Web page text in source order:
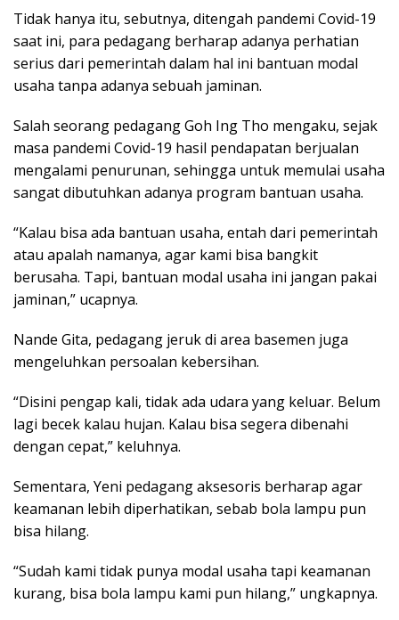
Tidak hanya itu, sebutnya, ditengah pandemi Covid-19
saat ini, para pedagang berharap adanya perhatian
serius dari pemerintah dalam hal ini bantuan modal
usaha tanpa adanya sebuah jaminan.
Salah seorang pedagang Goh Ing Tho mengaku, sejak
masa pandemi Covid-19 hasil pendapatan berjualan
mengalami penurunan, sehingga untuk memulai usaha
sangat dibutuhkan adanya program bantuan usaha.
“Kalau bisa ada bantuan usaha, entah dari pemerintah
atau apalah namanya, agar kami bisa bangkit
berusaha. Tapi, bantuan modal usaha ini jangan pakai
jaminan,” ucapnya.
Nande Gita, pedagang jeruk di area basemen juga
mengeluhkan persoalan kebersihan.
“Disini pengap kali, tidak ada udara yang keluar. Belum
lagi becek kalau hujan. Kalau bisa segera dibenahi
dengan cepat,” keluhnya.
Sementara, Yeni pedagang aksesoris berharap agar
keamanan lebih diperhatikan, sebab bola lampu pun
bisa hilang.
“Sudah kami tidak punya modal usaha tapi keamanan
kurang, bisa bola lampu kami pun hilang,” ungkapnya.